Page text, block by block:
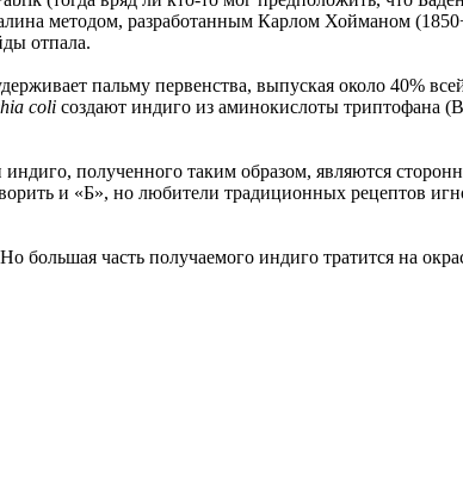
методом, разработанным Карлом Хойманом
отпала.
пальму первенства, выпуская около 40%
coli создают индиго из аминокислоты триптофана
полученного таким образом, являются
и «Б», но любители традиционных рецептов
часть получаемого индиго тратится на